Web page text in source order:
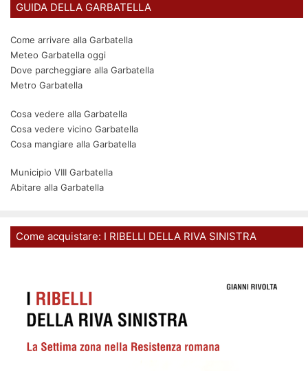
GUIDA DELLA GARBATELLA
Come arrivare alla Garbatella
Meteo Garbatella oggi
Dove parcheggiare alla Garbatella
Metro Garbatella
Cosa vedere alla Garbatella
Cosa vedere vicino Garbatella
Cosa mangiare alla Garbatella
Municipio VIII Garbatella
Abitare alla Garbatella
Come acquistare: I RIBELLI DELLA RIVA SINISTRA